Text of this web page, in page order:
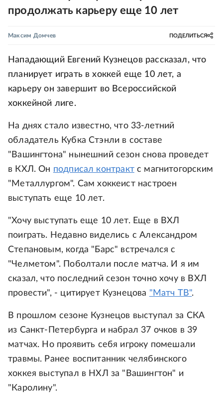
продолжать карьеру еще 10 лет
Максим Домчев ПОДЕЛИТЬСЯ
Нападающий Евгений Кузнецов рассказал, что
планирует играть в хоккей еще 10 лет, а
карьеру он завершит во Всероссийской
хоккейной лиге.
На днях стало известно, что 33-летний
обладатель Кубка Стэнли в составе
"Вашингтона" нынешний сезон снова проведет
в КХЛ. Он подписал контрактс магнитогорским
"Металлургом". Сам хоккеист настроен
выступать еще 10 лет.
"Хочу выступать еще 10 лет. Еще в ВХЛ
поиграть. Недавно виделись с Александром
Степановым, когда "Барс" встречался с
"Челметом". Поболтали после матча. И я им
сказал, что последний сезон точно хочу в ВХЛ
провести", - цитирует Кузнецова "Матч ТВ".
В прошлом сезоне Кузнецов выступал за СКА
из Санкт-Петербурга и набрал 37 очков в 39
матчах. Но проявить себя игроку помешали
травмы. Ранее воспитанник челябинского
хоккея выступал в НХЛ за "Вашингтон" и
"Каролину".